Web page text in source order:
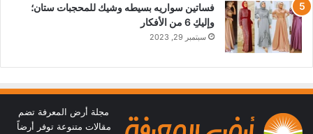
فساتين سواريه بسيطه وشيك للمحجبات ستان؛
وإليكِ 6 من الأفكار
سبتمبر 29, 2023
مجلة أرض المعرفة تضم
مقالات متنوعة توفر أرضاً